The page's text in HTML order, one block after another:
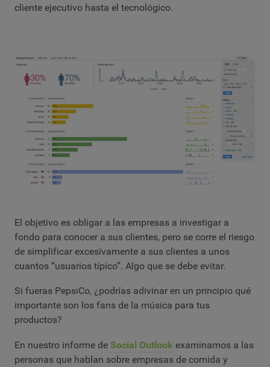
cliente ejecutivo hasta el tecnológico.
El objetivo es obligar a las empresas a investigar a
fondo para conocer a sus clientes, pero se corre el riesgo
de simplificar excesivamente a sus clientes a unos
cuantos “usuarios típico”. Algo que se debe evitar.
Si fueras PepsiCo, ¿podrías adivinar en un principio qué
importante son los fans de la música para tus
productos?
En nuestro informe de Social Outlook examinamos a las
personas que hablan sobre empresas de comida y